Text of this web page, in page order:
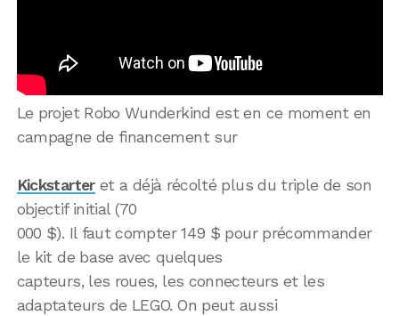
Le projet Robo Wunderkind est en ce moment en
campagne de financement sur
Kickstarteret a déjà récolté plus du triple de son
objectif initial (70
000 $). Il faut compter 149 $ pour précommander
le kit de base avec quelques
capteurs, les roues, les connecteurs et les
adaptateurs de LEGO. On peut aussi